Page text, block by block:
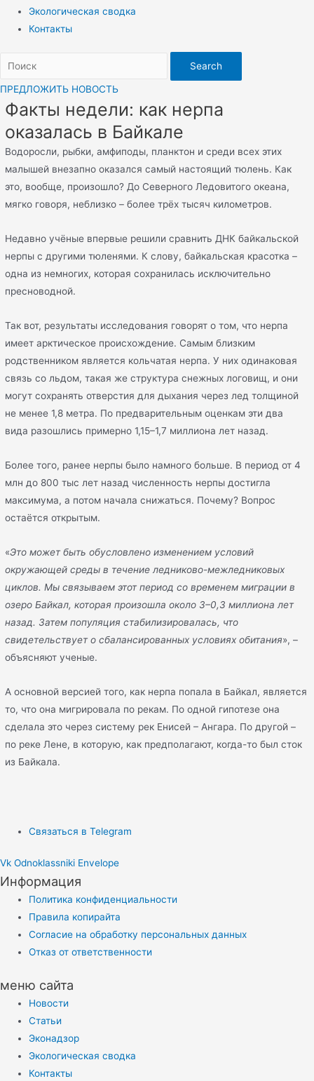
Экологическая сводка
Контакты
Search
ПРЕДЛОЖИТЬ НОВОСТЬ
Факты недели: как нерпа
оказалась в Байкале
Водоросли, рыбки, амфиподы, планктон и среди всех этих
малышей внезапно оказался самый настоящий тюлень. Как
это, вообще, произошло? До Северного Ледовитого океана,
мягко говоря, неблизко – более трёх тысяч километров.
Недавно учёные впервые решили сравнить ДНК байкальской
нерпы с другими тюленями. К слову, байкальская красотка –
одна из немногих, которая сохранилась исключительно
пресноводной.
Так вот, результаты исследования говорят о том, что нерпа
имеет арктическое происхождение. Самым близким
родственником является кольчатая нерпа. У них одинаковая
связь со льдом, такая же структура снежных логовищ, и они
могут сохранять отверстия для дыхания через лед толщиной
не менее 1,8 метра. По предварительным оценкам эти два
вида разошлись примерно 1,15–1,7 миллиона лет назад.
Более того, ранее нерпы было намного больше. В период от 4
млн до 800 тыс лет назад численность нерпы достигла
максимума, а потом начала снижаться. Почему? Вопрос
остаётся открытым.
«Это может быть обусловлено изменением условий
окружающей среды в течение ледниково-межледниковых
циклов. Мы связываем этот период со временем миграции в
озеро Байкал, которая произошла около 3–0,3 миллиона лет
назад. Затем популяция стабилизировалась, что
свидетельствует о сбалансированных условиях обитания», –
объясняют ученые.
А основной версией того, как нерпа попала в Байкал, является
то, что она мигрировала по рекам. По одной гипотезе она
сделала это через систему рек Енисей – Ангара. По другой –
по реке Лене, в которую, как предполагают, когда-то был сток
из Байкала.
Связаться в Telegram
Vk Odnoklassniki Envelope
Информация
Политика конфиденциальности
Правила копирайта
Согласие на обработку персональных данных
Отказ от ответственности
меню сайта
Новости
Статьи
Эконадзор
Экологическая сводка
Контакты